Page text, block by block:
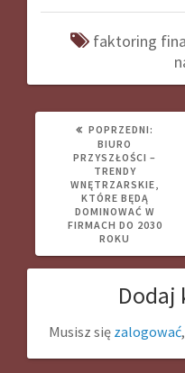
faktoring
POPRZEDNI:
BIURO
PRZYSZŁOŚCI –
TRENDY
WNĘTRZARSKIE,
KTÓRE BĘDĄ
DOMINOWAĆ W
FIRMACH DO 2030
ROKU
Dodaj
Musisz się zalogować